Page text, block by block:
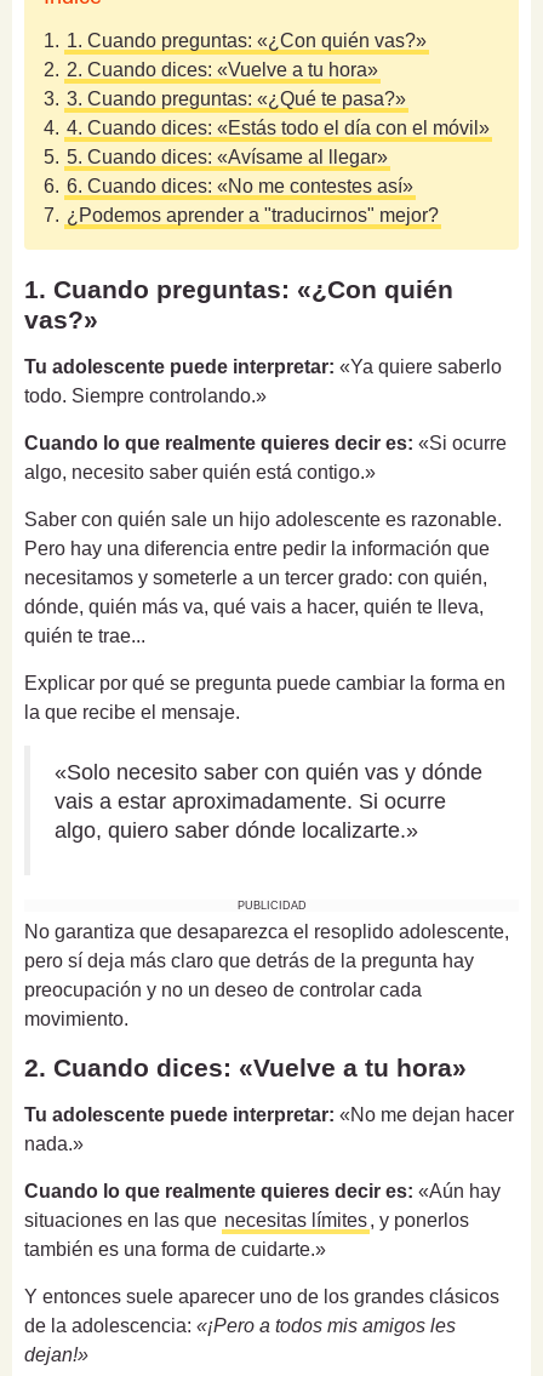
1. 1. Cuando preguntas: «¿Con quién vas?»
2. 2. Cuando dices: «Vuelve a tu hora»
3. 3. Cuando preguntas: «¿Qué te pasa?»
4. 4. Cuando dices: «Estás todo el día con el móvil»
5. 5. Cuando dices: «Avísame al llegar»
6. 6. Cuando dices: «No me contestes así»
7. ¿Podemos aprender a "traducirnos" mejor?
1. Cuando preguntas: «¿Con quién
vas?»
Tu adolescente puede interpretar: «Ya quiere saberlo
todo. Siempre controlando.»
Cuando lo que realmente quieres decir es: «Si ocurre
algo, necesito saber quién está contigo.»
Saber con quién sale un hijo adolescente es razonable.
Pero hay una diferencia entre pedir la información que
necesitamos y someterle a un tercer grado: con quién,
dónde, quién más va, qué vais a hacer, quién te lleva,
quién te trae...
Explicar por qué se pregunta puede cambiar la forma en
la que recibe el mensaje.
«Solo necesito saber con quién vas y dónde
vais a estar aproximadamente. Si ocurre
algo, quiero saber dónde localizarte.»
PUBLICIDAD
No garantiza que desaparezca el resoplido adolescente,
pero sí deja más claro que detrás de la pregunta hay
preocupación y no un deseo de controlar cada
movimiento.
2. Cuando dices: «Vuelve a tu hora»
Tu adolescente puede interpretar: «No me dejan hacer
nada.»
Cuando lo que realmente quieres decir es: «Aún hay
situaciones en las que necesitas límites, y ponerlos
también es una forma de cuidarte.»
Y entonces suele aparecer uno de los grandes clásicos
de la adolescencia: «¡Pero a todos mis amigos les
dejan!»